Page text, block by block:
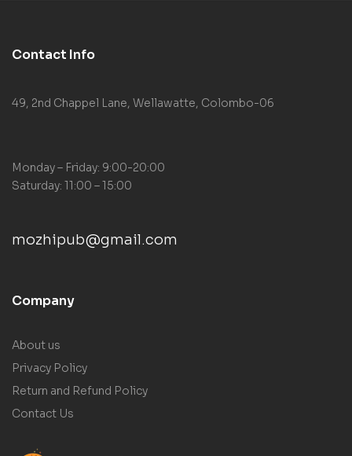
Contact Info
49, 2nd Chappel Lane, Wellawatte, Colombo-06
Monday – Friday: 9:00-20:00
Saturday: 11:00 – 15:00
mozhipub@gmail.com
Company
About us
Privacy Policy
Return and Refund Policy
Contact Us